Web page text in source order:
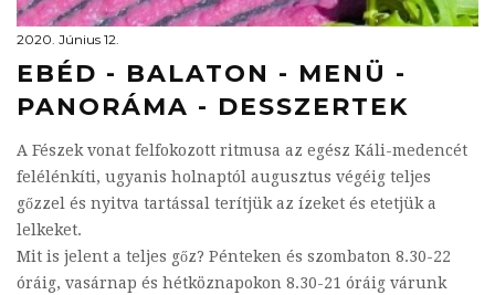
2020. Június 12.
EBÉD - BALATON - MENÜ -
PANORÁMA - DESSZERTEK
A Fészek vonat felfokozott ritmusa az egész Káli-medencét
felélénkíti, ugyanis holnaptól augusztus végéig teljes
gőzzel és nyitva tartással terítjük az ízeket és etetjük a
lelkeket.
Mit is jelent a teljes gőz? Pénteken és szombaton 8.30-22
óráig, vasárnap és hétköznapokon 8.30-21 óráig várunk